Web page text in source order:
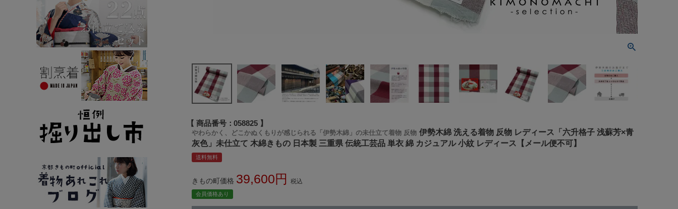
商品番号 058825
やわらかく、どこかぬくもりが感じられる「伊勢木綿」の未仕立て着物 反物 伊勢木綿 洗える着物 反物 レディース「六升格子 浅蘇芳×青
灰色」未仕立て 木綿きもの 日本製 三重県 伝統工芸品 単衣 綿 カジュアル 小紋 レディース【メール便不可】
送料無料
きもの町価格 39,600 税込
会員価格あり